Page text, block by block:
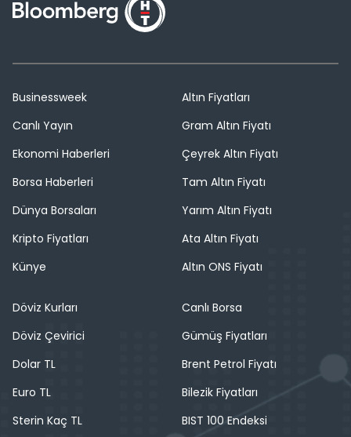
Businessweek
Canlı Yayın
Ekonomi Haberleri
Borsa Haberleri
Dünya Borsaları
Kripto Fiyatları
Künye
Altın Fiyatları
Gram Altın Fiyatı
Çeyrek Altın Fiyatı
Tam Altın Fiyatı
Yarım Altın Fiyatı
Ata Altın Fiyatı
Altın ONS Fiyatı
Döviz Kurları
Döviz Çevirici
Dolar TL
Euro TL
Sterin Kaç TL
Canlı Borsa
Gümüş Fiyatları
Brent Petrol Fiyatı
Bilezik Fiyatları
BIST 100 Endeksi